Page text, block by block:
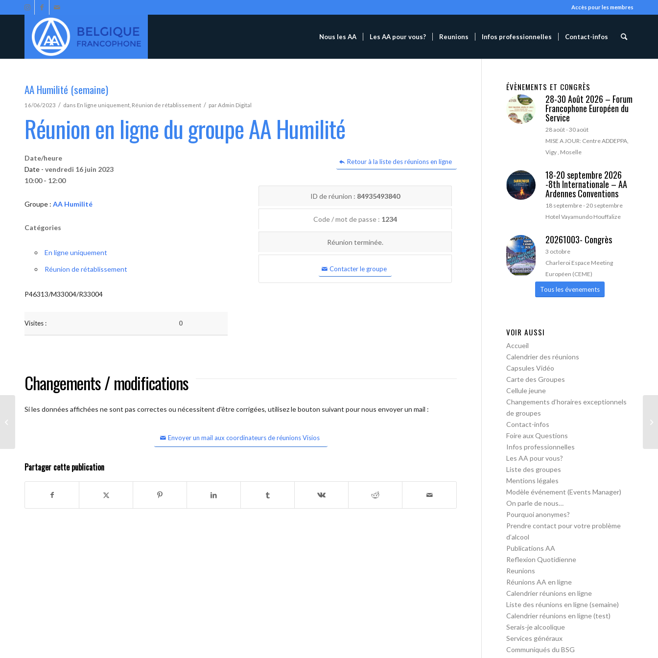
Accès pour les membres
Nous les AA Les AA pour vous? Reunions Infos professionnelles Contact-infos
AA Humilité (semaine)
16/06/2023 / dans En ligne uniquement Réunion de rétablissement / parAdmin Digital
Réunion en ligne du groupe AA Humilité
Retour à la liste des réunions en ligne
Date/heure
Date - vendredi 16 juin 2023
10:00 - 12:00
Groupe : AA Humilité
Catégories
En ligne uniquement
Réunion de rétablissement
P46313/M33004/R33004
Visites : 0
ID de réunion : 84935493840
Code / mot de passe : 1234
Réunion terminée.
Contacter le groupe
Changements / modifications
Si les données affichées ne sont pas correctes ou nécessitent d'être corrigées, utilisez le bouton suivant pour nous envoyer un mail :
Envoyer un mail aux coordinateurs de réunions Visios
Partager cette publication
ÉVÈNEMENTS ET CONGRÈS
28-30 Août 2026 – Forum
Francophone Européen du
Service
28 août-30 août
MISE A JOUR: Centre ADDEPPA,
Vigy , Moselle
18-20 septembre 2026
-8th Internationale – AA
Ardennes Conventions
18 septembre-20 septembre
Hotel Vayamundo Houffalize
20261003- Congrès
3 octobre
Charleroi Espace Meeting
Européen (CEME)
Tous les évenements
VOIR AUSSI
Accueil
Calendrier des réunions
Capsules Vidéo
Carte des Groupes
Cellule jeune
Changements d’horaires exceptionnels
de groupes
Contact-infos
Foire aux Questions
Infos professionnelles
Les AA pour vous?
Liste des groupes
Mentions légales
Modèle événement (Events Manager)
On parle de nous…
Pourquoi anonymes?
Prendre contact pour votre problème
d’alcool
Publications AA
Reflexion Quotidienne
Reunions
Réunions AA en ligne
Calendrier réunions en ligne
Liste des réunions en ligne (semaine)
Calendrier réunions en ligne (test)
Serais-je alcoolique
Services généraux
Communiqués du BSG